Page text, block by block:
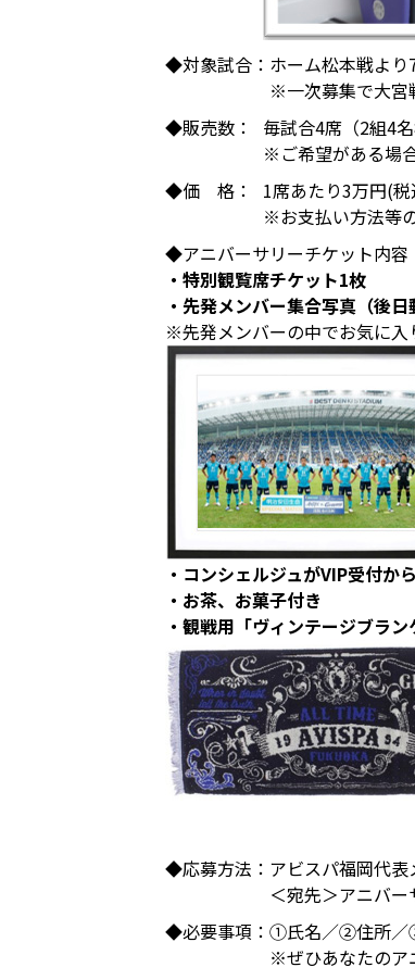
◆対象試合： ホーム松本戦よ
※一次募集で大宮
◆販売数：
毎試合4席（2組4名
※ご希望がある場
◆価 格：
1席あたり3万円(
※お支払い方法等
◆アニバーサリーチケット内容
・特別観覧席チケット1枚
・先発メンバー集合写真（後日
※先発メンバーの中でお気に入
・コンシェルジュがVIP受付か
・お茶、お菓子付き
・観戦用「ヴィンテージブラ
◆応募方法： アビスパ福岡代表
＜宛先＞アニバ
◆必要事項： ①氏名／②住所／
※ぜひあなたのア